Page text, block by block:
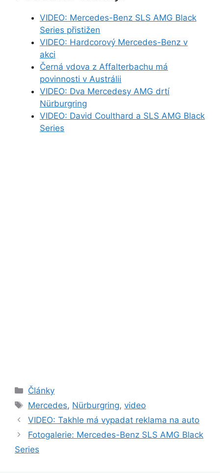
VIDEO: Mercedes-Benz SLS AMG Black
Series přistižen
VIDEO: Hardcorový Mercedes-Benz v
akci
Černá vdova z Affalterbachu má
povinnosti v Austrálii
VIDEO: Dva Mercedesy AMG drtí
Nürburgring
VIDEO: David Coulthard a SLS AMG Black
Series
Rubriky
Články
Štítky
Mercedes, Nürburgring,video
VIDEO: Takhle má vypadat reklama na auto
Fotogalerie: Mercedes-Benz SLS AMG Black
Series